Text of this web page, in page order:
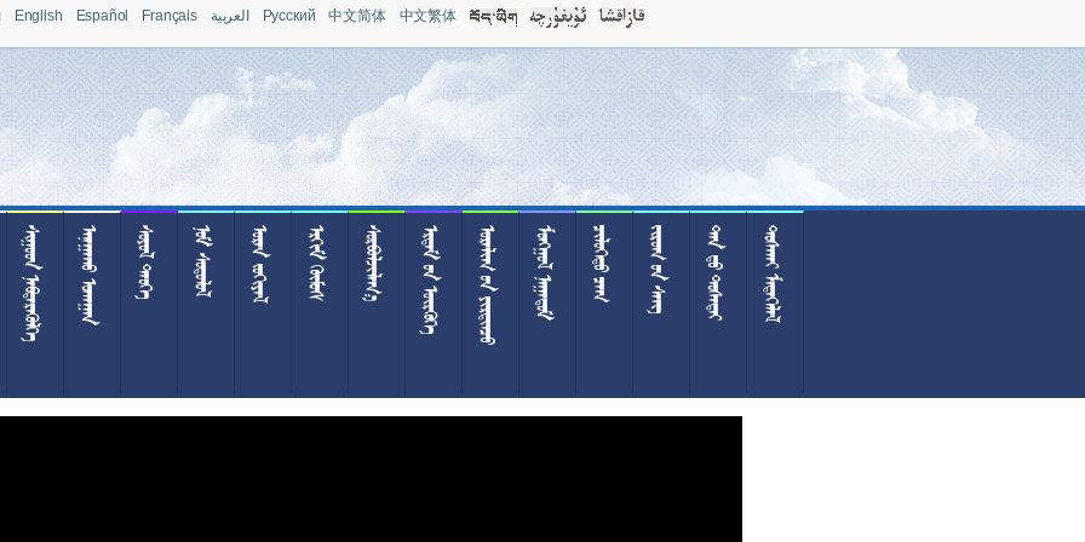
English Español Français العربية Pусский 中文简体 中文繁体
                              